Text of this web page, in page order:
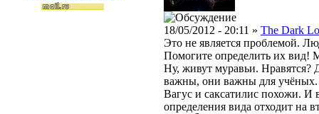
18/05/2012 - 20:11 » The Dark
Это не является проблемой.
Помогите определить их вид!
Ну, живут муравьи. Нравятся?
важны, они важны для учёных.
Вагус и саксатилис похожи. И
определения вида отходит на